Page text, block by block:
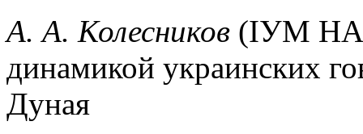
А. А. Колесников (IУМ
динамикой украинских
Дуная